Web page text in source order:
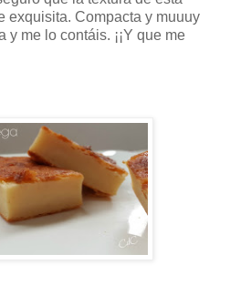
exquisita. Compacta y muuuy
me lo contáis. ¡¡Y que me